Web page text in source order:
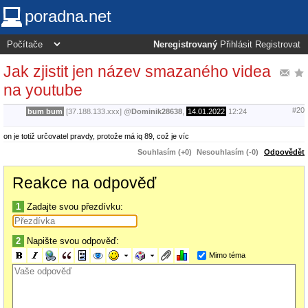
poradna.net
Neregistrovaný Přihlásit Registrovat
Jak zjistit jen název smazaného videa
na youtube
bum bum [37.188.133.xxx] @Dominik28638 14.01.2022 12:24 #20
on je totiž určovatel pravdy, protože má iq 89, což je víc
Souhlasím (+0)
Nesouhlasím (-0) Odpovědět
Reakce na odpověď
1 Zadajte svou přezdívku:
2 Napište svou odpověď:
Mimo téma